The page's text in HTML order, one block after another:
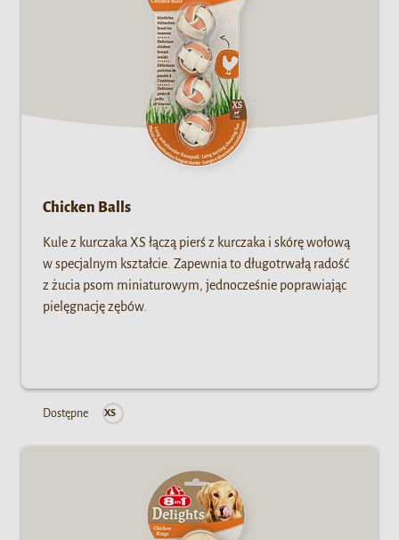
Chicken Balls
Kule z kurczaka XS łączą pierś z kurczaka i skórę wołową
w specjalnym kształcie. Zapewnia to długotrwałą radość
z żucia psom miniaturowym, jednocześnie poprawiając
pielęgnację zębów.
Dostępne XS